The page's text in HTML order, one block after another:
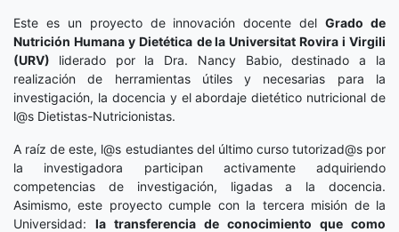
Este es un proyecto de innovación docente delGrado de
Nutrición Humana y Dietética de la Universitat Rovira i Virgili
(URV) liderado por la Dra. Nancy Babio, destinado a la
realización de herramientas útiles y necesarias para la
investigación, la docencia y el abordaje dietético nutricional de
l@s Dietistas-Nutricionistas.
A raíz de este, l@s estudiantes del último curso tutorizad@s por
la investigadora participan activamente adquiriendo
competencias de investigación, ligadas a la docencia.
Asimismo, este proyecto cumple con la tercera misión de la
Universidad: la transferencia de conocimiento que como